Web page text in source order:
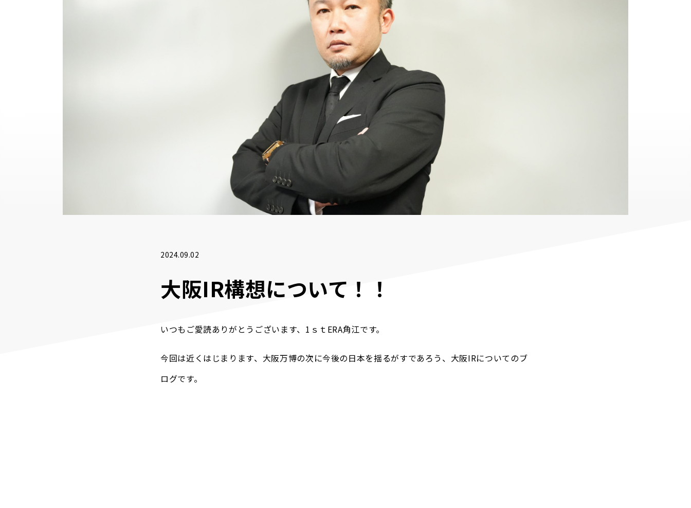
2024.09.02
大阪IR構想について！！
いつもご愛読ありがとうございます、1ｓｔERA角江です。
今回は近くはじまります、大阪万博の次に今後の日本を揺るがすであろう、大阪IRについてのブ
ログです。